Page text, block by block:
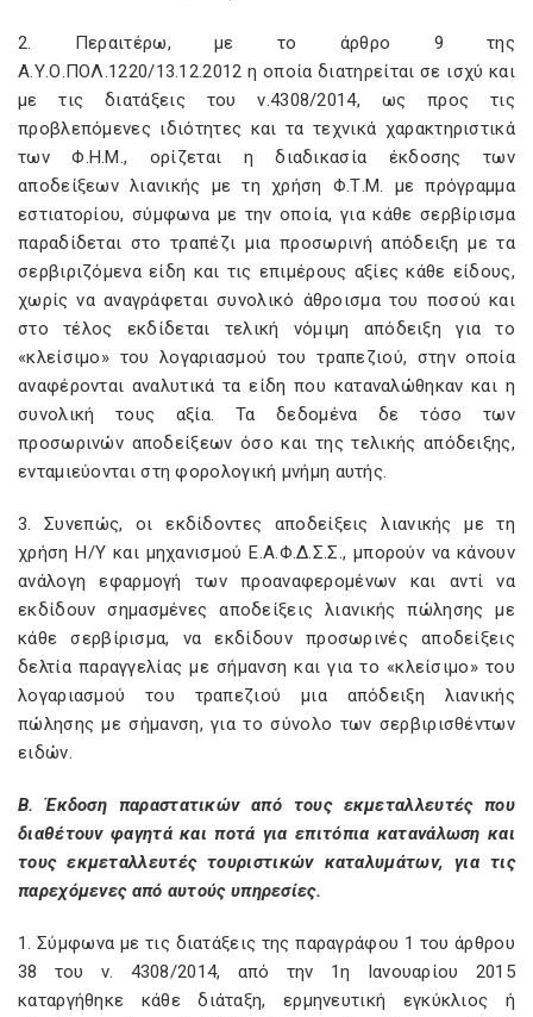
2. Περαιτέρω, με το άρθρο 9 της
Α.Υ.Ο.ΠΟΛ.1220/13.12.2012 η οποία διατηρείται σε ισχύ και
με τις διατάξεις του ν.4308/2014, ως προς τις
προβλεπόμενες ιδιότητες και τα τεχνικά χαρακτηριστικά
των Φ.Η.Μ., ορίζεται η διαδικασία έκδοσης των
αποδείξεων λιανικής με τη χρήση Φ.Τ.Μ. με πρόγραμμα
εστιατορίου, σύμφωνα με την οποία, για κάθε σερβίρισμα
παραδίδεται στο τραπέζι μια προσωρινή απόδειξη με τα
σερβιριζόμενα είδη και τις επιμέρους αξίες κάθε είδους,
χωρίς να αναγράφεται συνολικό άθροισμα του ποσού και
στο τέλος εκδίδεται τελική νόμιμη απόδειξη για το
«κλείσιμο» του λογαριασμού του τραπεζιού, στην οποία
αναφέρονται αναλυτικά τα είδη που καταναλώθηκαν και η
συνολική τους αξία. Τα δεδομένα δε τόσο των
προσωρινών αποδείξεων όσο και της τελικής απόδειξης,
ενταμιεύονται στη φορολογική μνήμη αυτής.
3. Συνεπώς, οι εκδίδοντες αποδείξεις λιανικής με τη
χρήση Η/Υ και μηχανισμού Ε.Α.Φ.Δ.Σ.Σ., μπορούν να κάνουν
ανάλογη εφαρμογή των προαναφερομένων και αντί να
εκδίδουν σημασμένες αποδείξεις λιανικής πώλησης με
κάθε σερβίρισμα, να εκδίδουν προσωρινές αποδείξεις
δελτία παραγγελίας με σήμανση και για το «κλείσιμο» του
λογαριασμού του τραπεζιού μια απόδειξη λιανικής
πώλησης με σήμανση, για το σύνολο των σερβιρισθέντων
ειδών.
Β. Έκδοση παραστατικών από τους εκμεταλλευτές που
διαθέτουν φαγητά και ποτά για επιτόπια κατανάλωση και
τους εκμεταλλευτές τουριστικών καταλυμάτων, για τις
παρεχόμενες από αυτούς υπηρεσίες.
1. Σύμφωνα με τις διατάξεις της παραγράφου 1 του άρθρου
38 του ν. 4308/2014, από την 1η Ιανουαρίου 2015
καταργήθηκε κάθε διάταξη, ερμηνευτική εγκύκλιος ή